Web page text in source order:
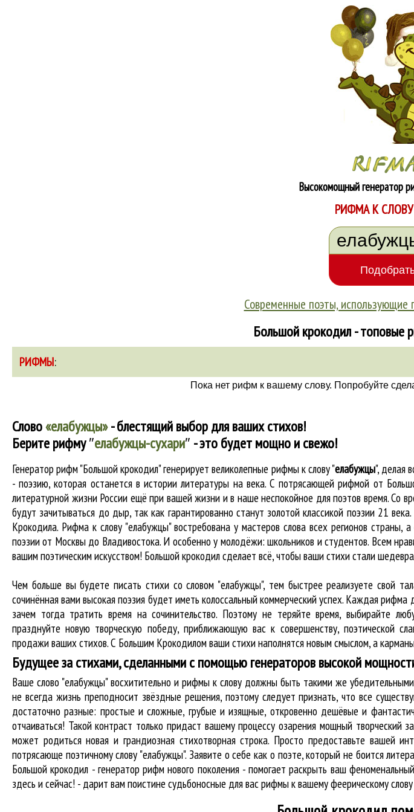
Высокомощный генератор
РИФМА К СЛОВУ
Современные поэты,
Большой крокодил - топовые
РИФМЫ:
Пока нет рифм к вашему слову. Попробуйте
Слово«елабужцы»- блестящий выбор для ваших стихов!
Берите рифму″елабужцы-сухари″ - это будет мощно и свежо!
Генератор рифм "Большой крокодил" генерирует великолепные рифмы к слову "елабужцы", делая
- поэзию, которая останется в истории литературы на века. С потрясающей рифмой от
литературной жизни России ещё при вашей жизни и в наше неспокойное для поэтов время. Со
будут зачитываться до дыр, так как гарантированно станут золотой классикой поэзии 21
Крокодила. Рифма к слову "елабужцы" востребована у мастеров слова всех регионов страны,
поэзии от Москвы до Владивостока. И особенно у молодёжи: школьников и студентов. Всем
вашим поэтическим искусством! Большой крокодил cделает всё, чтобы ваши стихи стали
Чем больше вы будете писать стихи со словом "елабужцы", тем быстрее реализуете свой
сочинённая вами высокая поэзия будет иметь колоссальный коммерческий успех. Каждая
зачем тогда тратить время на сочинительство. Поэтому не теряйте время, выбирайте
празднуйте новую творческую победу, приближающую вас к совершенству, поэтической
продажи ваших стихов. С Большим Крокодилом ваши стихи наполнятся новым смыслом, а
Будущее за стихами, сделанными с помощью генераторов высокой
Ваше слово "елабужцы" восхитительно и рифмы к слову должны быть такими же
не всегда жизнь преподносит звёздные решения, поэтому следует признать, что все
достаточно разные: простые и сложные, грубые и изящные, откровенно дешёвые и
отчаиваться! Такой контраст только придаст вашему процессу озарения мощный творческий
может родиться новая и грандиозная стихотворная строка. Просто предоставьте вашей
потрясающе поэтичному слову "елабужцы". Заявите о себе как о поэте, который не боится
Большой крокодил - генератор рифм нового поколения - помогает раскрыть ваш
здесь и сейчас! - дарит вам поистине судьбоносные для вас рифмы к вашему феерическому